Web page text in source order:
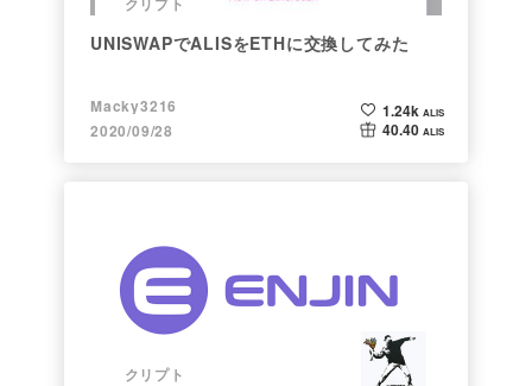
UNISWAPでALISをETHに交換してみた
Macky3216
2020/09/28
1.24k ALIS
40.40 ALIS
クリプト